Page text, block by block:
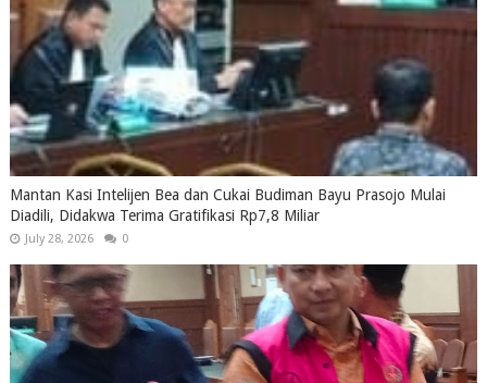
Mantan Kasi Intelijen Bea dan Cukai Budiman Bayu Prasojo Mulai
Diadili, Didakwa Terima Gratifikasi Rp7,8 Miliar
July 28, 2026 0